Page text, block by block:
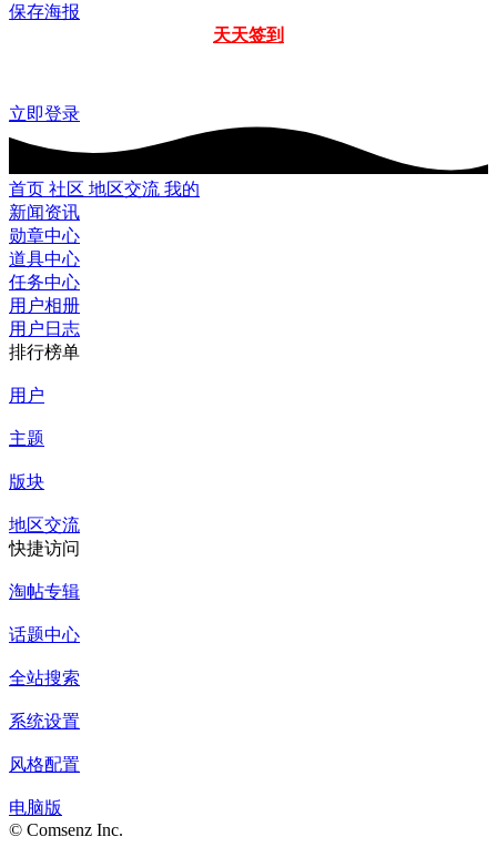
保存海报
天天签到
立即登录
首页 社区 地区交流 我的
新闻资讯
勋章中心
道具中心
任务中心
用户相册
用户日志
排行榜单
用户
主题
版块
地区交流
快捷访问
淘帖专辑
话题中心
全站搜索
系统设置
风格配置
电脑版
© Comsenz Inc.